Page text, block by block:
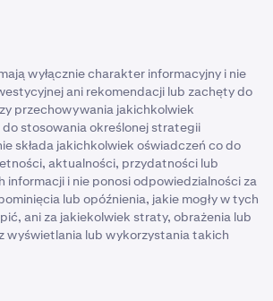
wyłącznie charakter informacyjny i nie
ani rekomendacji lub zachęty do
przechowywania jakichkolwiek
stosowania określonej strategii
składa jakichkolwiek oświadczeń co do
aktualności, przydatności lub
informacji i nie ponosi odpowiedzialności za
lub opóźnienia, jakie mogły w tych
ani za jakiekolwiek straty, obrażenia lub
wyświetlania lub wykorzystania takich